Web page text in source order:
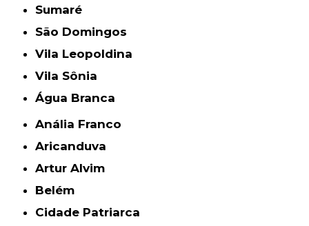
Sumaré
São Domingos
Vila Leopoldina
Vila Sônia
Água Branca
Anália Franco
Aricanduva
Artur Alvim
Belém
Cidade Patriarca